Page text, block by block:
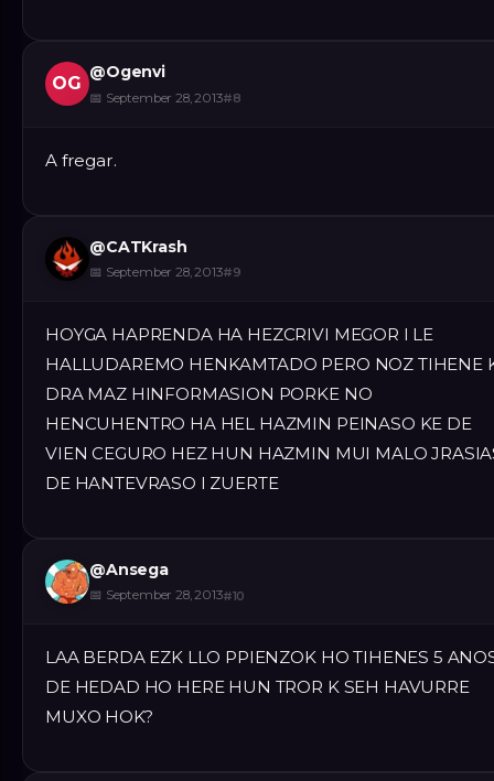
OG
@Ogenvi
📅 September 28, 2013#8
A fregar.
@CATKrash
📅 September 28, 2013#9
HOYGA HAPRENDA HA HEZCRIVI MEGOR I LE
HALLUDAREMO HENKAMTADO PERO NOZ TIHENE
DRA MAZ HINFORMASION PORKE NO
HENCUHENTRO HA HEL HAZMIN PEINASO KE DE
VIEN CEGURO HEZ HUN HAZMIN MUI MALO
DE HANTEVRASO I ZUERTE
@Ansega
📅 September 28, 2013#10
LAA BERDA EZK LLO PPIENZOK HO TIHENES 5
DE HEDAD HO HERE HUN TROR K SEH HAVURRE
MUXO HOK?